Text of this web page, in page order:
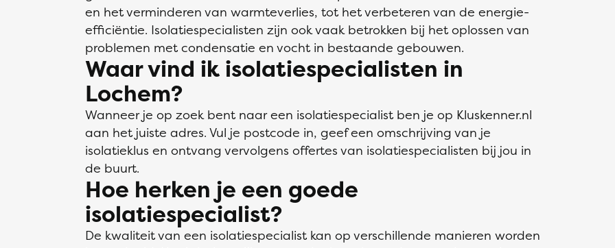
en het verminderen van warmteverlies, tot het verbeteren van de energie-
efficiëntie. Isolatiespecialisten zijn ook vaak betrokken bij het oplossen van
problemen met condensatie en vocht in bestaande gebouwen.
Waar vind ik isolatiespecialisten in
Lochem?
Wanneer je op zoek bent naar een isolatiespecialist ben je op Kluskenner.nl
aan het juiste adres. Vul je postcode in, geef een omschrijving van je
isolatieklus en ontvang vervolgens offertes van isolatiespecialisten bij jou in
de buurt.
Hoe herken je een goede
isolatiespecialist?
De kwaliteit van een isolatiespecialist kan op verschillende manieren worden